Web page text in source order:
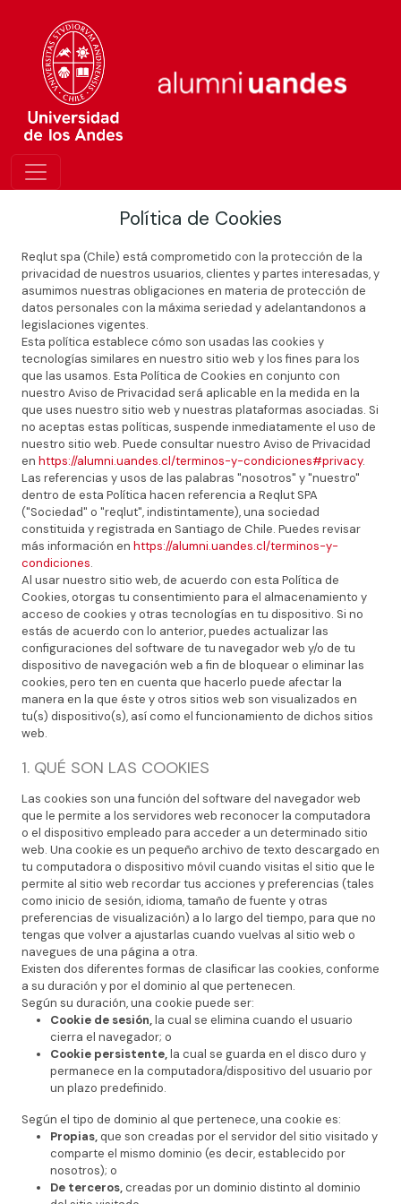
Política de Cookies
Reqlut spa (Chile) está comprometido con la protección de la
privacidad de nuestros usuarios, clientes y partes interesadas, y
asumimos nuestras obligaciones en materia de protección de
datos personales con la máxima seriedad y adelantandonos a
legislaciones vigentes.
Esta política establece cómo son usadas las cookies y
tecnologías similares en nuestro sitio web y los fines para los
que las usamos. Esta Política de Cookies en conjunto con
nuestro Aviso de Privacidad será aplicable en la medida en la
que uses nuestro sitio web y nuestras plataformas asociadas. Si
no aceptas estas políticas, suspende inmediatamente el uso de
nuestro sitio web. Puede consultar nuestro Aviso de Privacidad
en https://alumni.uandes.cl/terminos-y-condiciones#privacy.
Las referencias y usos de las palabras "nosotros" y "nuestro"
dentro de esta Política hacen referencia a Reqlut SPA
("Sociedad" o "reqlut", indistintamente), una sociedad
constituida y registrada en Santiago de Chile. Puedes revisar
más información en https://alumni.uandes.cl/terminos-y-
condiciones.
Al usar nuestro sitio web, de acuerdo con esta Política de
Cookies, otorgas tu consentimiento para el almacenamiento y
acceso de cookies y otras tecnologías en tu dispositivo. Si no
estás de acuerdo con lo anterior, puedes actualizar las
configuraciones del software de tu navegador web y/o de tu
dispositivo de navegación web a fin de bloquear o eliminar las
cookies, pero ten en cuenta que hacerlo puede afectar la
manera en la que éste y otros sitios web son visualizados en
tu(s) dispositivo(s), así como el funcionamiento de dichos sitios
web.
1. QUÉ SON LAS COOKIES
Las cookies son una función del software del navegador web
que le permite a los servidores web reconocer la computadora
o el dispositivo empleado para acceder a un determinado sitio
web. Una cookie es un pequeño archivo de texto descargado en
tu computadora o dispositivo móvil cuando visitas el sitio que le
permite al sitio web recordar tus acciones y preferencias (tales
como inicio de sesión, idioma, tamaño de fuente y otras
preferencias de visualización) a lo largo del tiempo, para que no
tengas que volver a ajustarlas cuando vuelvas al sitio web o
navegues de una página a otra.
Existen dos diferentes formas de clasificar las cookies, conforme
a su duración y por el dominio al que pertenecen.
Según su duración, una cookie puede ser:
Cookie de sesión,la cual se elimina cuando el usuario
cierra el navegador; o
Cookie persistente,la cual se guarda en el disco duro y
permanece en la computadora/dispositivo del usuario por
un plazo predefinido.
Según el tipo de dominio al que pertenece, una cookie es:
Propias,que son creadas por el servidor del sitio visitado y
comparte el mismo dominio (es decir, establecido por
nosotros); o
De terceros,creadas por un dominio distinto al dominio